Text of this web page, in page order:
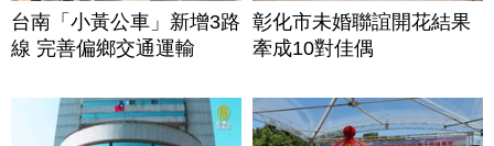
台南「小黃公車」新增3路
線 完善偏鄉交通運輸
彰化市未婚聯誼開花結果
牽成10對佳偶